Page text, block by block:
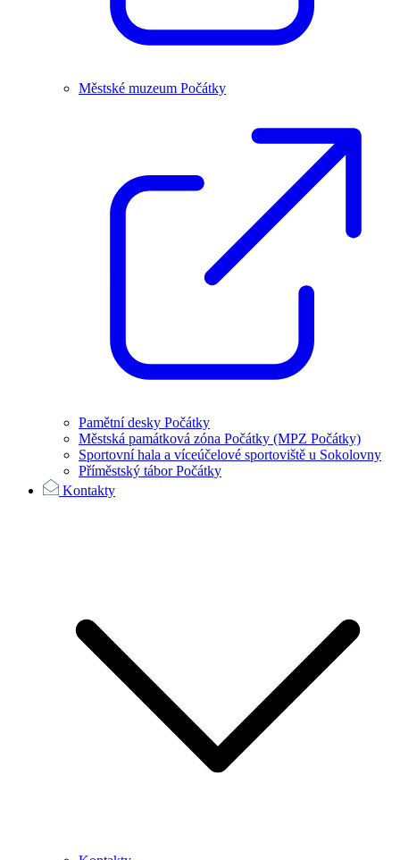
Městské muzeum Počátky
Pamětní desky Počátky
Městská památková zóna Počátky (MPZ Počátky)
Sportovní hala a víceúčelové sportoviště u Sokolovny
Příměstský tábor Počátky
Kontakty